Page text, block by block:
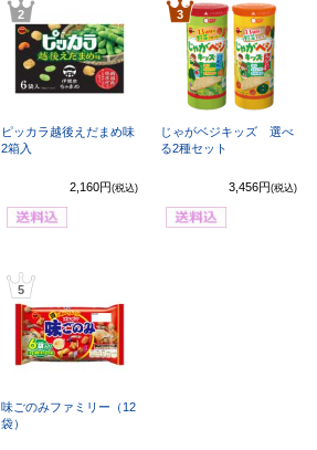
2
ピッカラ越後えだまめ味
2箱入
2,160円 (税込)
3
じゃがベジキッズ 選べ
る2種セット
3,456円(税込)
5
味ごのみファミリー（12
袋）